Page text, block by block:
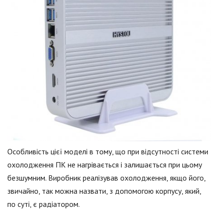
Особливість цієї моделі в тому, що при відсутності системи
охолодження ПК не нагрівається і залишається при цьому
безшумним. Виробник реалізував охолодження, якщо його,
звичайно, так можна назвати, з допомогою корпусу, який,
по суті, є радіатором.